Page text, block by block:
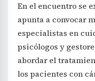
En el encuentro se
apunta a convocar
especialistas en
psicólogos y
abordar el
los pacientes con